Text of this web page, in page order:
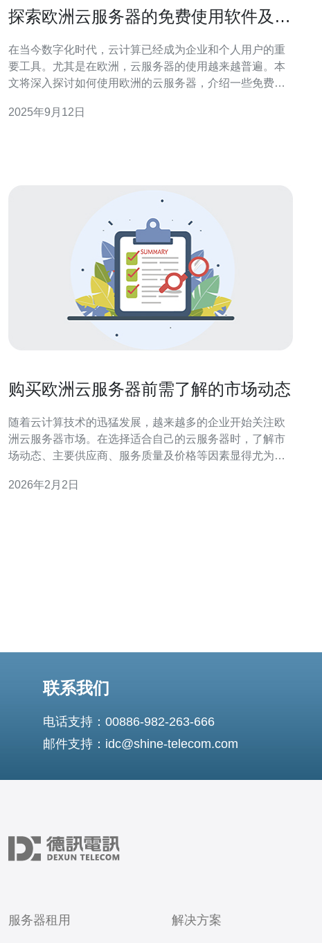
探索欧洲云服务器的免费使用软件及其
在当今数字化时代，云计算已经成为企业和个人用户的重
要工具。尤其是在欧洲，云服务器的使用越来越普遍。本
文将深入探讨如何使用欧洲的云服务器，介绍一些免费的
作步骤，让您轻松上手，同时也会解答一些常见问题，帮
2025年9月12日
购买欧洲云服务器前需了解的市场动态
随着云计算技术的迅猛发展，越来越多的企业开始关注欧
洲云服务器市场。在选择适合自己的云服务器时，了解市
场动态、主要供应商、服务质量及价格等因素显得尤为重
智的决策。 市场规模有多大？ 近年来，欧洲的云计算市场
2026年2月2日
联系我们
电话支持：00886-982-263-666
邮件支持：idc@shine-telecom.com
服务器租用 解决方案